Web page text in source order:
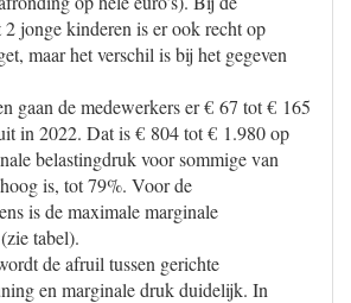
2 jonge kinderen is er ook recht op
maar het verschil is bij het gegeven
gaan de medewerkers er € 67 tot € 165
in 2022. Dat is € 804 tot € 1.980 op
belastingdruk voor sommige van
is, tot 79%. Voor de
is de maximale marginale
tabel).
de afruil tussen gerichte
en marginale druk duidelijk. In